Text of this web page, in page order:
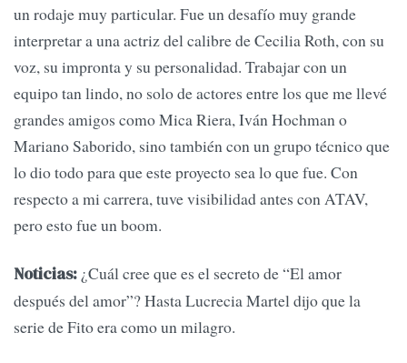
un rodaje muy particular. Fue un desafío muy grande
interpretar a una actriz del calibre de Cecilia Roth, con su
voz, su impronta y su personalidad. Trabajar con un
equipo tan lindo, no solo de actores entre los que me llevé
grandes amigos como Mica Riera, Iván Hochman o
Mariano Saborido, sino también con un grupo técnico que
lo dio todo para que este proyecto sea lo que fue. Con
respecto a mi carrera, tuve visibilidad antes con ATAV,
pero esto fue un boom.
Noticias: ¿Cuál cree que es el secreto de “El amor
después del amor”? Hasta Lucrecia Martel dijo que la
serie de Fito era como un milagro.